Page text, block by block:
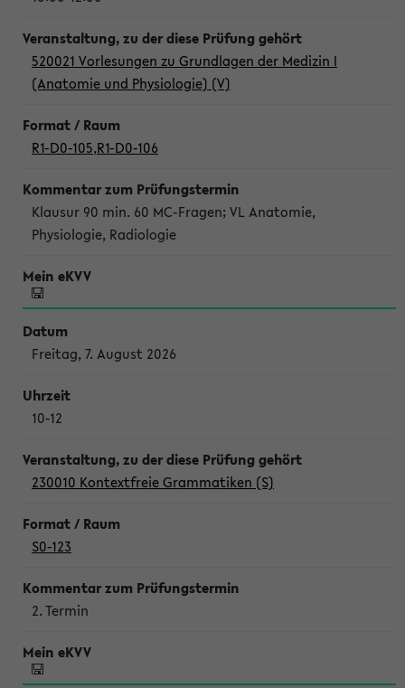
520021 Vorlesungen zu Grundlagen der Medizin I
(Anatomie und Physiologie) (V)
R1-D0-105,R1-D0-106
Klausur 90 min. 60 MC-Fragen; VL Anatomie,
Physiologie, Radiologie
Freitag, 7. August 2026
10-12
230010 Kontextfreie Grammatiken (S)
S0-123
2. Termin